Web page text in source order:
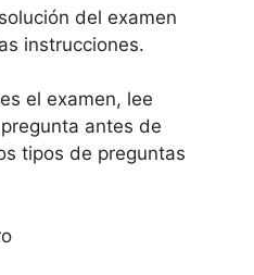
del examen
instrucciones.
el examen, lee
antes de
tipos de preguntas